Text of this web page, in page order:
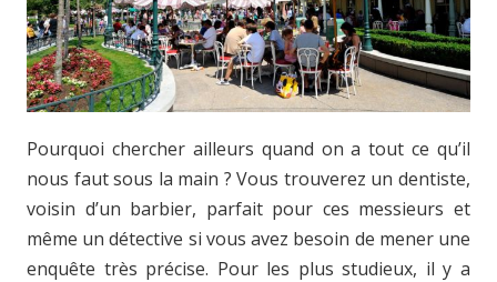
Pourquoi chercher ailleurs quand on a tout ce qu’il
nous faut sous la main ? Vous trouverez un dentiste,
voisin d’un barbier, parfait pour ces messieurs et
même un détective si vous avez besoin de mener une
enquête très précise. Pour les plus studieux, il y a